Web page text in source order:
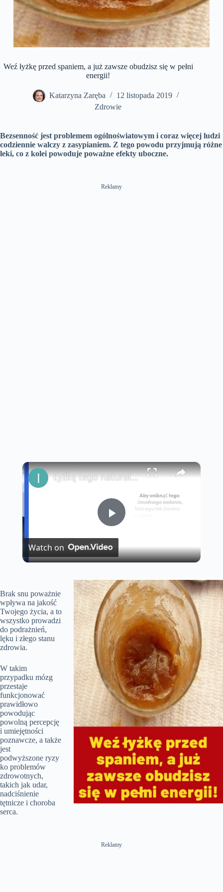
Weź łyżkę przed spaniem, a już zawsze obudzisz się w pełni
energii!
Katarzyna Zaręba
12 listopada 2019
Zdrowie
Bezsenność jest problemem ogólnoświatowym i coraz więcej ludzi
codziennie walczy z zasypianiem. Z tego powodu przyjmują różne
leki, co z kolei powoduje poważne efekty uboczne.
Reklamy
×
P
l
a
y
V
i
d
e
o
Łyżkę tego naturalnego produktu wlej do pralki, aby pożegnać się ze zgniecionymi prześcieradłami
Watch on
Brak snu poważnie
wpływa na jakość
Twojego życia, a to
wszystko prowadzi
do podrażnień,
lęku i złego stanu
zdrowia.
W takim
przypadku mózg
przestaje
funkcjonować
prawidłowo
powodując
powolną percepcję
i umiejętności
poznawcze, a także
jest
podwyższone ryzy
ko problemów
zdrowotnych,
takich jak udar,
nadciśnienie
tętnicze i choroba
serca.
Reklamy